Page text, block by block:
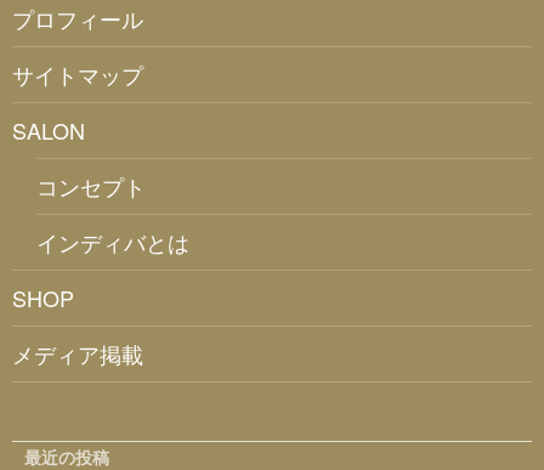
プロフィール
サイトマップ
SALON
コンセプト
インディバとは
SHOP
メディア掲載
最近の投稿